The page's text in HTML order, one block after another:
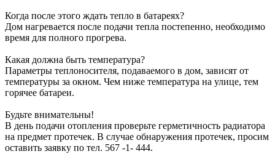
Когда после этого ждать тепло в батареях?
Дом нагревается после подачи тепла постепенно, необходимо
время для полного прогрева.
Какая должна быть температура?
Параметры теплоносителя, подаваемого в дом, зависят от
температуры за окном. Чем ниже температура на улице, тем
горячее батареи.
Будьте внимательны!
В день подачи отопления проверьте герметичность радиатора
на предмет протечек. В случае обнаружения протечек, просим
оставить заявку по тел. 567 -1- 444.